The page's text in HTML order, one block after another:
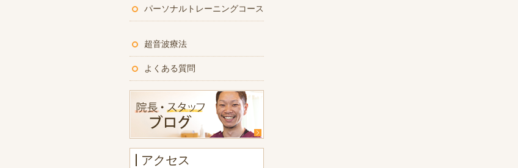
パーソナルトレーニングコース
超音波療法
よくある質問
アクセス